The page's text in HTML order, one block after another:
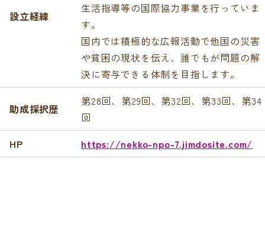
設立経緯
生活指導等の国際協力事業を行っていま
す。
国内では積極的な広報活動で他国の災害
や貧困の現状を伝え、誰でもが問題の解
決に寄与できる体制を目指します。
助成採択歴
第28回、第29回、第32回、第33回、第34
回
HP
https://nekko-npo-7.jimdosite.com/